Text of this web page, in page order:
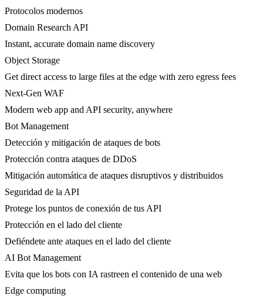
Protocolos modernos
Domain Research API
Instant, accurate domain name discovery
Object Storage
Get direct access to large files at the edge with zero egress fees
Next-Gen WAF
Modern web app and API security, anywhere
Bot Management
Detección y mitigación de ataques de bots
Protección contra ataques de DDoS
Mitigación automática de ataques disruptivos y distribuidos
Seguridad de la API
Protege los puntos de conexión de tus API
Protección en el lado del cliente
Defiéndete ante ataques en el lado del cliente
AI Bot Management
Evita que los bots con IA rastreen el contenido de una web
Edge computing